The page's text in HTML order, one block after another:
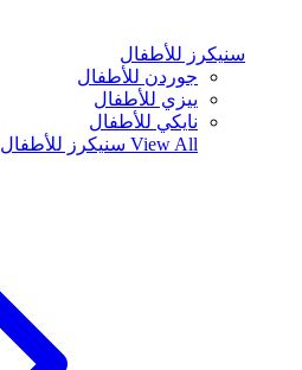
سنيكرز للأطفال
جوردن للأطفال
ييزي للأطفال
نايكي للأطفال
View All سنيكرز للأطفال